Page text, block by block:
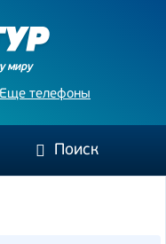
миру
Еще телефоны
Поиск